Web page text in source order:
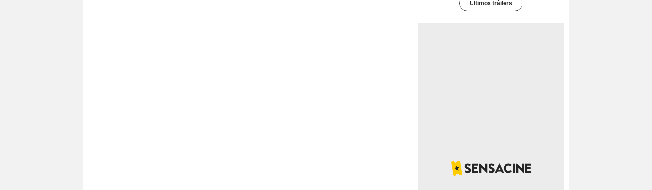
Últimos tráilers